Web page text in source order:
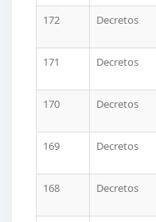
172
Decretos
171
Decretos
170
Decretos
169
Decretos
168
Decretos